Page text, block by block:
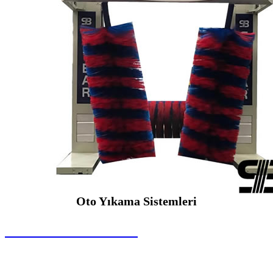
Oto Yıkama Sistemleri